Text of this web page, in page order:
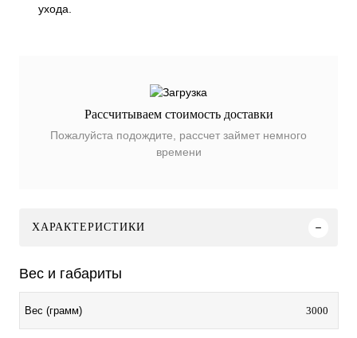
ухода.
Рассчитываем стоимость доставки
Пожалуйста подождите, рассчет займет немного
времени
ХАРАКТЕРИСТИКИ
Вес и габариты
Вес (грамм) 3000